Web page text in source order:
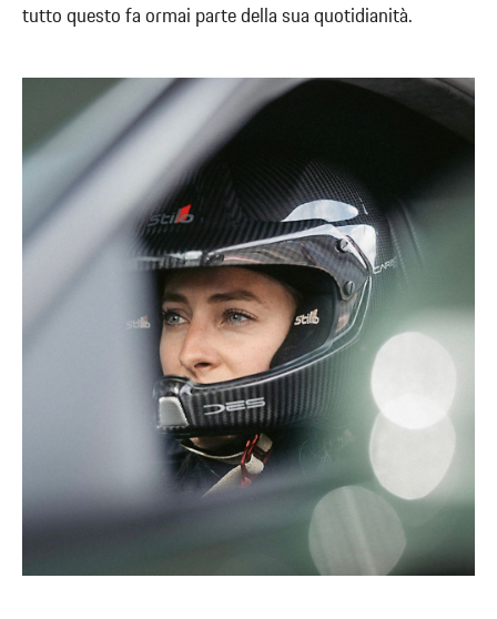
tutto questo fa ormai parte della sua quotidianità.